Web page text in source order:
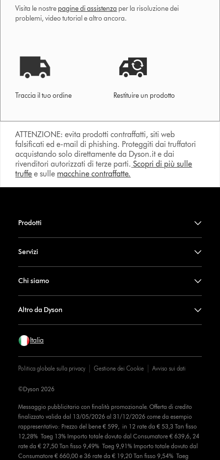
Visita le nostre pagine di assistenza per la risoluzione dei
problemi, video tutorial e altro ancora.
Traccia il tuo ordine Restituire un prodotto
ATTENZIONE: evita prodotti contraffatti, siti web
falsificati ed e-mail di phishing. Proteggiti dai truffatori
acquistando solo direttamente da Dyson.it e dai
rivenditori autorizzati di terze parti. Scopri di più sulle
truffe e sulle macchine contraffatte.
Prodotti
Servizi
Chi siamo
Altro da Dyson
Italia
Politica globale sulla privacy Gestione dei Cookie Avviso sui dati
Messaggio pubblicitario con finalità promozionale. Offerta di credito
finalizzato valida dal 13/05/2026 al 31/12/2026 come da esempio
rappresentativo: Prezzo del bene € 599, in 12 rate da € 53,3 Tan fisso
12,28% Taeg 13% Importo totale dovuto dal Consumatore € 639,6, 24
rate da € 27,50 Tan fisso 9,49% Taeg 9,91% Importo totale dovuto dal
Consumatore € 660,00 e 36 rate da € 19,20 Tan fisso 9,54% Taeg
©Dyson 2026